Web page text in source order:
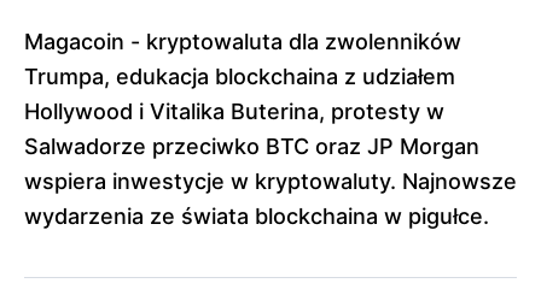
Magacoin - kryptowaluta dla zwolenników
Trumpa, edukacja blockchaina z udziałem
Hollywood i Vitalika Buterina, protesty w
Salwadorze przeciwko BTC oraz JP Morgan
wspiera inwestycje w kryptowaluty. Najnowsze
wydarzenia ze świata blockchaina w pigułce.